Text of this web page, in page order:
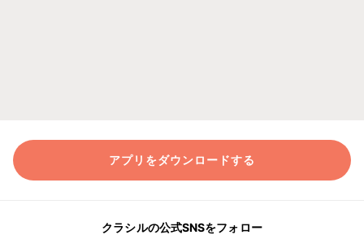
アプリをダウンロードする
クラシルの公式SNSをフォロー